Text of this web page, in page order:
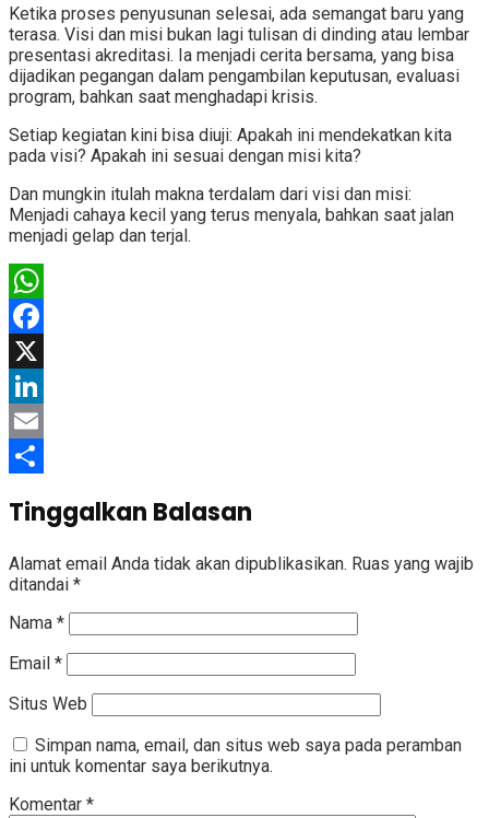
Ketika proses penyusunan selesai, ada semangat baru yang
terasa. Visi dan misi bukan lagi tulisan di dinding atau lembar
presentasi akreditasi. Ia menjadi cerita bersama, yang bisa
dijadikan pegangan dalam pengambilan keputusan, evaluasi
program, bahkan saat menghadapi krisis.
Setiap kegiatan kini bisa diuji: Apakah ini mendekatkan kita
pada visi? Apakah ini sesuai dengan misi kita?
Dan mungkin itulah makna terdalam dari visi dan misi:
Menjadi cahaya kecil yang terus menyala, bahkan saat jalan
menjadi gelap dan terjal.
WhatsApp
Facebook
X
LinkedIn
Email
Tinggalkan Balasan
Alamat email Anda tidak akan dipublikasikan. Ruas yang wajib
ditandai *
Nama *
Email *
Situs Web
Simpan nama, email, dan situs web saya pada peramban
ini untuk komentar saya berikutnya.
Komentar *